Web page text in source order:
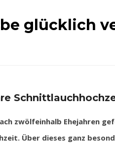
glücklich
zwölfeinhalb Ehejahren
Über dieses ganz